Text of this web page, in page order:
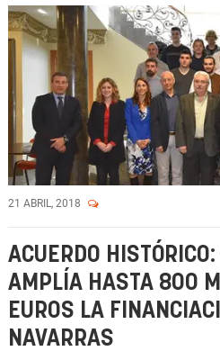
21 ABRIL, 2018
ACUERDO
AMPLÍA HASTA 800
EUROS LA
NAVARRAS